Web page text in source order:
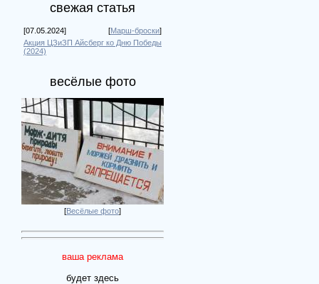
свежая статья
[07.05.2024] [Марш-броски]
Акция ЦЗиЗП Айсберг ко Дню Победы
(2024)
весёлые фото
[Весёлые фото]
ваша реклама
будет здесь